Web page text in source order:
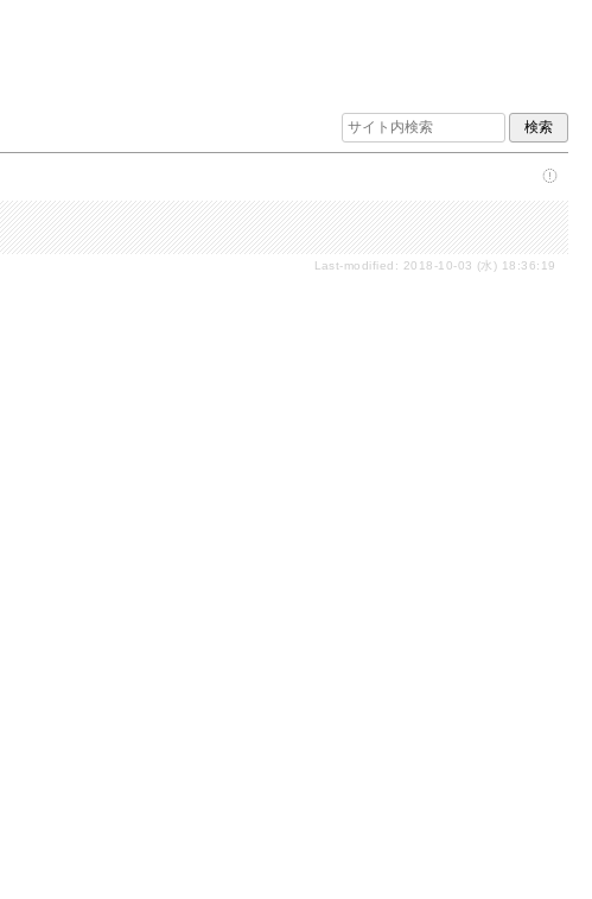
Last-modified: 2018-10-03 (水) 18:36:19